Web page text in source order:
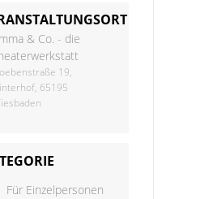
& Co. - die
19,
65195
Für Einzelpersonen